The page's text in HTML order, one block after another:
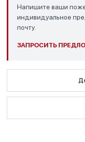
Напишите ваши
индивидуальное
почту.
ЗАПРОСИТЬ